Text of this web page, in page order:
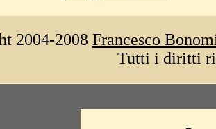
2004-2008 Francesco
Tutti i diritti